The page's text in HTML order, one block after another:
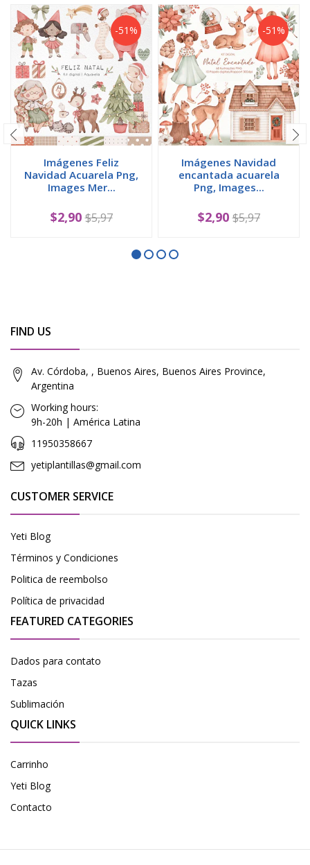
-51%
Imágenes Feliz
Navidad Acuarela Png,
Images Mer...
$2,90 $5,97
-51%
Imágenes Navidad
encantada acuarela
Png, Images...
$2,90 $5,97
FIND US
Av. Córdoba, , Buenos Aires, Buenos Aires Province,
Argentina
Working hours:
9h-20h | América Latina
11950358667
yetiplantillas@gmail.com
CUSTOMER SERVICE
Yeti Blog
Términos y Condiciones
Politica de reembolso
Política de privacidad
FEATURED CATEGORIES
Dados para contato
Tazas
Sublimación
QUICK LINKS
Carrinho
Yeti Blog
Contacto